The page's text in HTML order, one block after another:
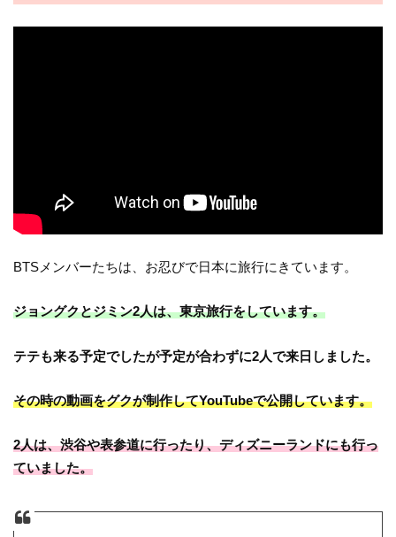
BTSメンバーたちは、お忍びで日本に旅行にきています。
ジョングクとジミン2人は、東京旅行をしています。
テテも来る予定でしたが予定が合わずに2人で来日しました。
その時の動画をグクが制作してYouTubeで公開しています。
2人は、渋谷や表参道に行ったり、ディズニーランドにも行っ
ていました。